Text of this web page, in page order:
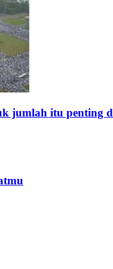
jumlah itu penting